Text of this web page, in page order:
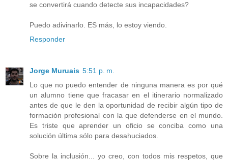
se convertirá cuando detecte sus incapacidades?
Puedo adivinarlo. ES más, lo estoy viendo.
Responder
Jorge Muruais 5:51 p. m.
Lo que no puedo entender de ninguna manera es por qué
un alumno tiene que fracasar en el itinerario normalizado
antes de que le den la oportunidad de recibir algún tipo de
formación profesional con la que defenderse en el mundo.
Es triste que aprender un oficio se conciba como una
solución última sólo para desahuciados.
Sobre la inclusión... yo creo, con todos mis respetos, que